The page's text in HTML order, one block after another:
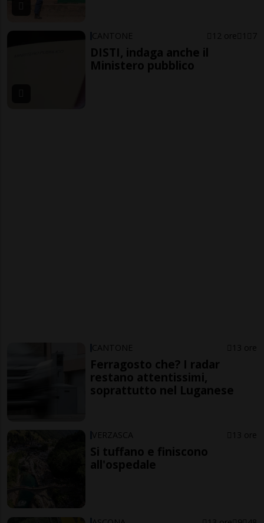
CANTONE 12 ore 1 7
DISTI, indaga anche il
Ministero pubblico
CANTONE 13 ore
Ferragosto che? I radar
restano attentissimi,
soprattutto nel Luganese
VERZASCA 13 ore
Si tuffano e finiscono
all'ospedale